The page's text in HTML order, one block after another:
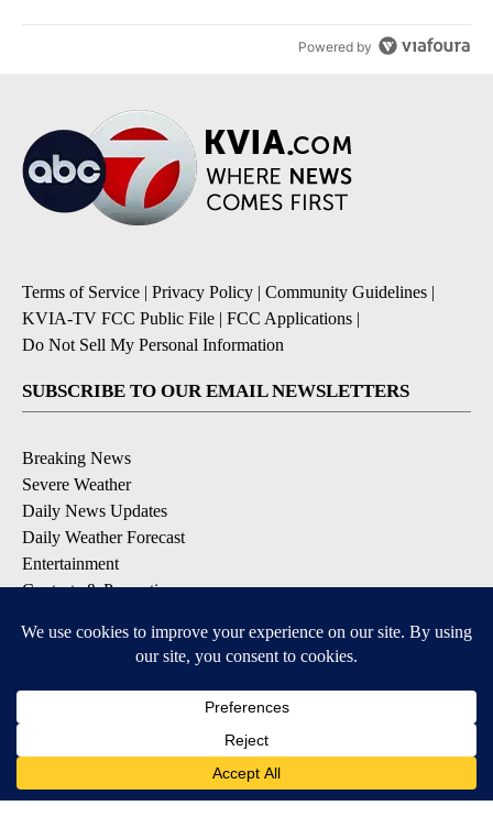
Powered by
Terms of Service | Privacy Policy | Community Guidelines |
KVIA-TV FCC Public File | FCC Applications |
Do Not Sell My Personal Information
SUBSCRIBE TO OUR EMAIL NEWSLETTERS
Breaking News
Severe Weather
Daily News Updates
Daily Weather Forecast
Entertainment
Contests & Promotions
DOWNLOAD OUR APPS
Available for iOS and Android